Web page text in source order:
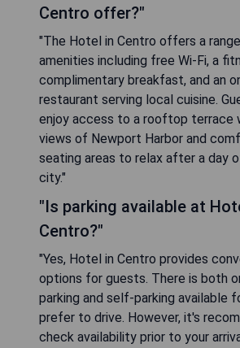
Centro offer?"
"The Hotel in Centro offers a
amenities including free Wi-Fi, a
complimentary breakfast, and an
restaurant serving local cuisine.
enjoy access to a rooftop terrace
views of Newport Harbor and
seating areas to relax after a day
city."
"Is parking available at
Centro?"
"Yes, Hotel in Centro provides
options for guests. There is both
parking and self-parking available
prefer to drive. However, it's
check availability prior to your